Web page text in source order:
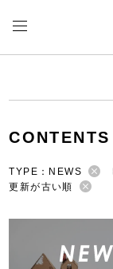
CONTENTS
TYPE：NEWS
更新が古い順